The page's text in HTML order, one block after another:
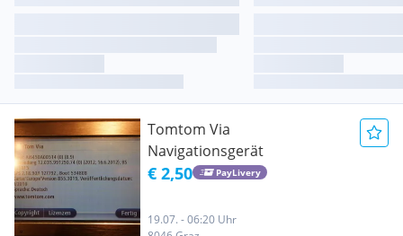
Tomtom Via
Navigationsgerät
€ 2,50 PayLivery
19.07. - 06:20 Uhr